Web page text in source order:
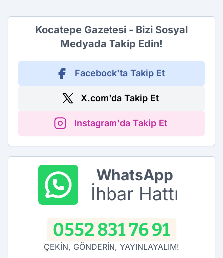
Kocatepe Gazetesi - Bizi Sosyal
Medyada Takip Edin!
Facebook'ta Takip Et
X.com'da Takip Et
Instagram'da Takip Et
WhatsApp
İhbar Hattı
0552 831 76 91
ÇEKİN, GÖNDERİN, YAYINLAYALIM!